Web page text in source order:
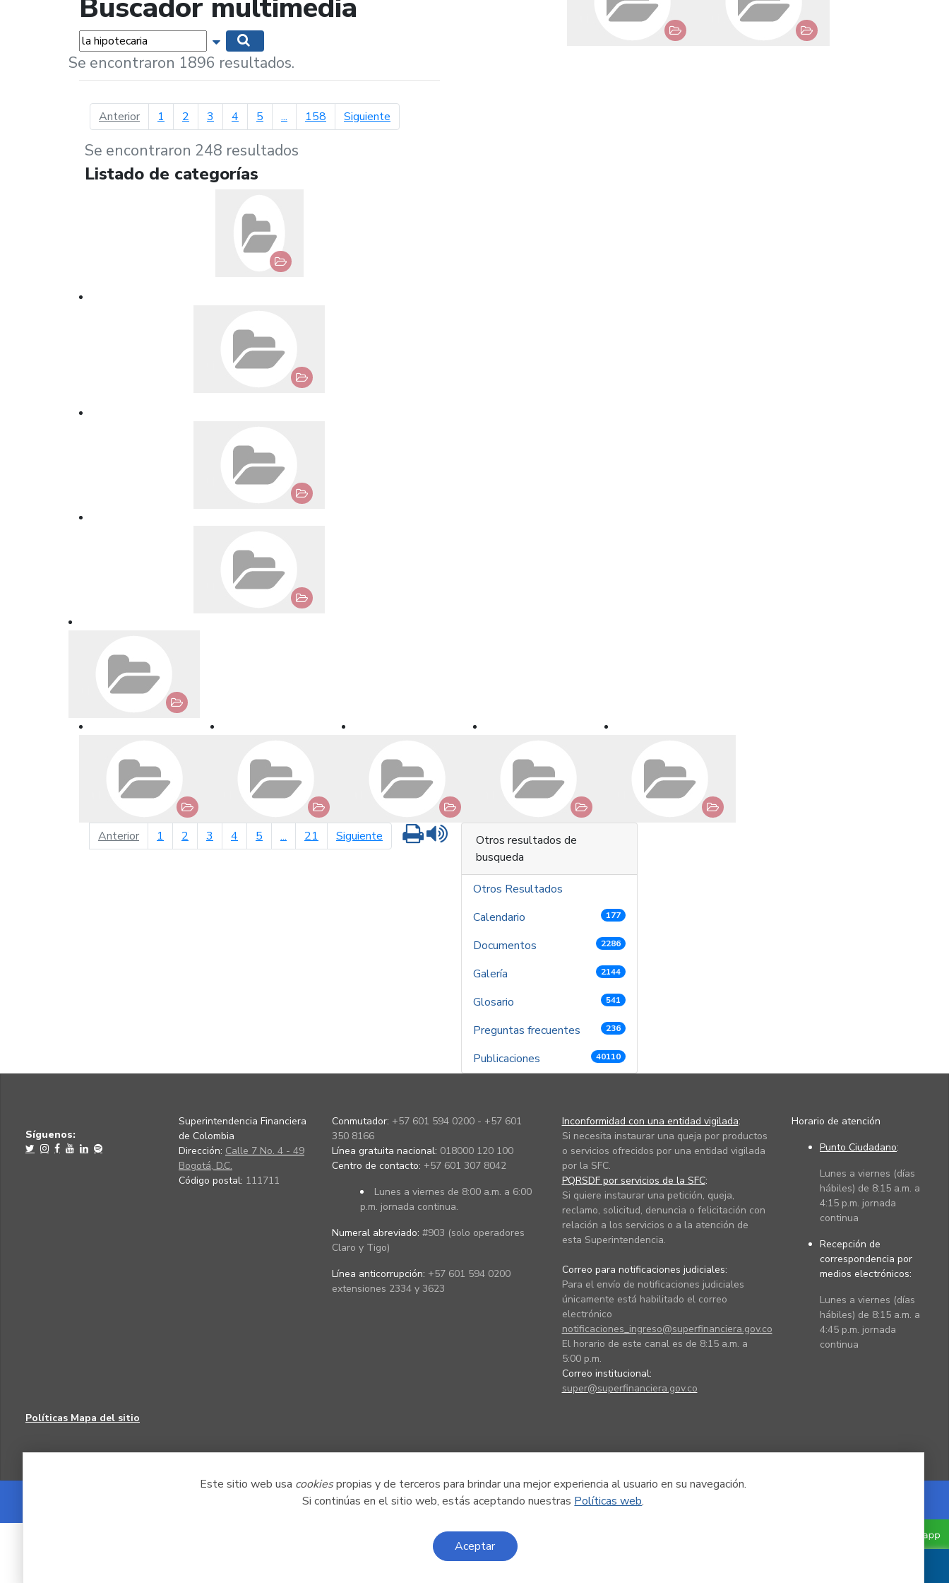
Este sitio web usa cookiespropias y de terceros para brindar una mejor experiencia al usuario en su navegación.
Si continúas en el sitio web, estás aceptando nuestras Políticas web.
Aceptar
Buscador multimedia
Palabras... Mostrar opciones de búsqueda
Se encontraron 1896 resultados.
Anteriorpágina anterior
1 2 3 4 5 ... 158 Siguientepágina siguiente
Se encontraron 248 resultados
Listado de categorías
Anteriorpágina anterior
1 2 3 4 5 ... 21 Siguiente página siguiente
Imprimir
Otros resultados de
busqueda
Otros Resultados
Calendario
177
Documentos 2286
Galería 2144
Glosario 541
Preguntas frecuentes 236
Publicaciones 40110
Síguenos:
Superintendencia Financiera
de Colombia
Dirección: Calle 7 No. 4 - 49
Bogotá, D.C.
Código postal: 111711
Conmutador: +57 601 594 0200 - +57 601
350 8166
Línea gratuita nacional: 018000 120 100
Centro de contacto: +57 601 307 8042
Lunes a viernes de 8:00 a.m. a 6:00
p.m. jornada continua.
Numeral abreviado: #903 (solo operadores
Claro y Tigo)
Línea anticorrupción: +57 601 594 0200
extensiones 2334 y 3623
Inconformidad con una entidad vigilada:
Si necesita instaurar una queja por productos
o servicios ofrecidos por una entidad vigilada
por la SFC.
PQRSDF por servicios de la SFC:
Si quiere instaurar una petición, queja,
reclamo, solicitud, denuncia o felicitación con
relación a los servicios o a la atención de
esta Superintendencia.
Correo para notificaciones judiciales:
Para el envío de notificaciones judiciales
únicamente está habilitado el correo
electrónico
notificaciones_ingreso@superfinanciera.gov.co
El horario de este canal es de 8:15 a.m. a
5:00 p.m.
Correo institucional:
super@superfinanciera.gov.co
Horario de atención
Punto Ciudadano:
Lunes a viernes (días
hábiles) de 8:15 a.m. a
4:15 p.m. jornada
continua
Recepción de
correspondencia por
medios electrónicos:
Lunes a viernes (días
hábiles) de 8:15 a.m. a
4:45 p.m. jornada
continua
Políticas Mapa del sitio
Powered by Nexura